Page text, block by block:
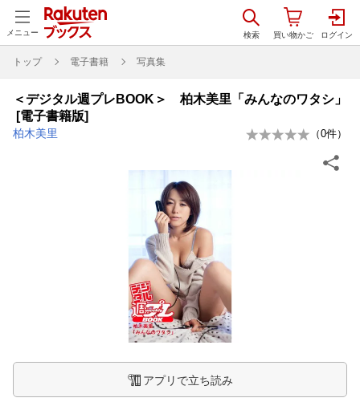
メニュー
トップ 電子書籍 写真集
＜デジタル週プレBOOK＞ 柏木美里「みんなのワタシ」
[電子書籍版]
柏木美里 （0件）
アプリで立ち読み